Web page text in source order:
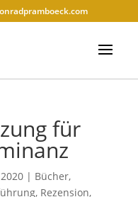
für
| Bücher,
, Rezension,